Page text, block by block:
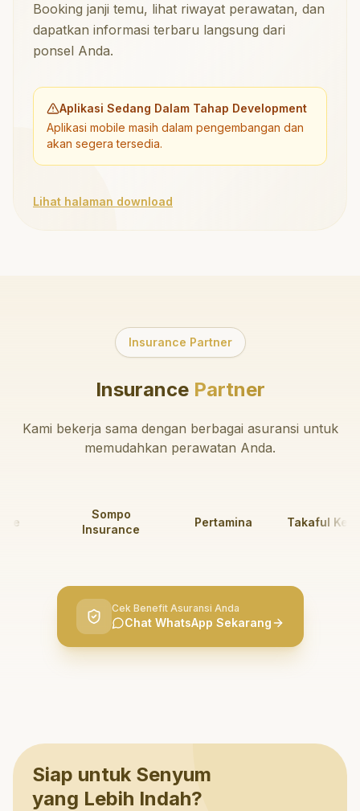
Booking janji temu, lihat riwayat perawatan, dan
dapatkan informasi terbaru langsung dari
ponsel Anda.
Aplikasi Sedang Dalam Tahap Development
Aplikasi mobile masih dalam pengembangan dan
akan segera tersedia.
Lihat halaman download
Insurance Partner
InsurancePartner
Kami bekerja sama dengan berbagai asuransi untuk
memudahkan perawatan Anda.
Sompo
Insurance
Pertamina Takaful
Cek Benefit Asuransi Anda
Chat WhatsApp Sekarang
Siap untuk Senyum
yang Lebih Indah?